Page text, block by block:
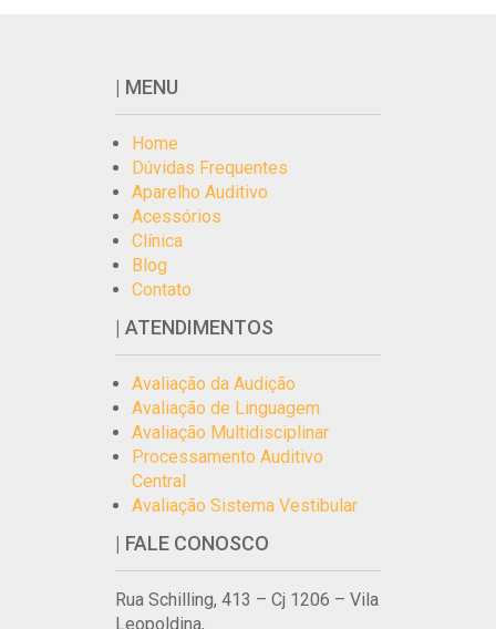
| MENU
Home
Dúvidas Frequentes
Aparelho Auditivo
Acessórios
Clínica
Blog
Contato
| ATENDIMENTOS
Avaliação da Audição
Avaliação de Linguagem
Avaliação Multidisciplinar
Processamento Auditivo
Central
Avaliação Sistema Vestibular
| FALE CONOSCO
Rua Schilling, 413 – Cj 1206 – Vila
Leopoldina,